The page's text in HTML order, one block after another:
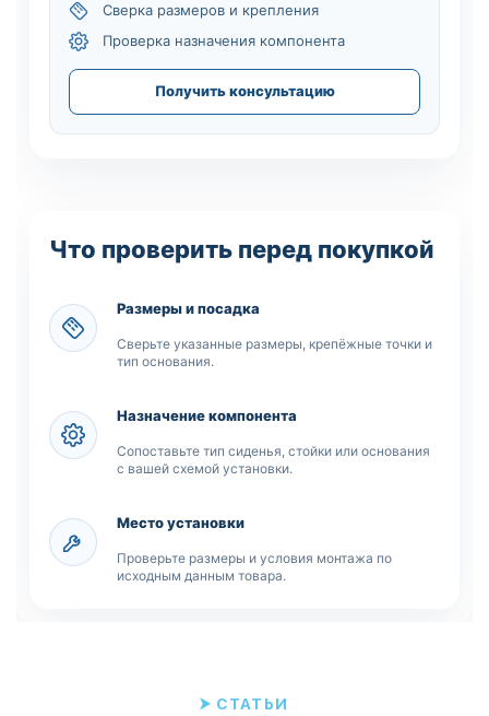
Сверка размеров и крепления
Проверка назначения компонента
Получить консультацию
Что проверить перед покупкой
Размеры и посадка
Сверьте указанные размеры, крепёжные точки и
тип основания.
Назначение компонента
Сопоставьте тип сиденья, стойки или основания
с вашей схемой установки.
Место установки
Проверьте размеры и условия монтажа по
исходным данным товара.
СТАТЬИ